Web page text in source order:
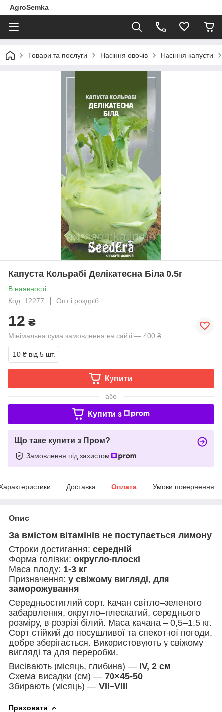
AgroSemka
Товари та послуги Насіння овочів Насіння капусти
Капуста Кольрабі Делікатесна Біла 0.5г
В наявності
Код: 12277
Опт і роздріб
12 ₴
Мінімальна сума замовлення на сайті — 400 ₴
10 ₴ від 5 шт.
Купити
або
Купити з
Що таке купити з Пром?
Замовлення під захистом
Доставка Оплата Умови повернення
Опис
За вмістом вітамінів не поступається лимону
Строки достигання: середній
Форма голівки: округло-плоскі
Маса плоду: 1-3 кг
Призначення: у свіжому вигляді, для
заморожування
Середньостиглий сорт. Качан світло–зеленого
забарвлення, округло–плескатий, середнього
розміру, в розрізі білий. Маса качана – 0,5–1,5 кг.
Сорт стійкий до посушливої та спекотної погоди,
добре зберігається. Використовують у свіжому
вигляді та для переробки.
Висівають (місяць, глибина) — IV, 2 см
Схема висадки (см) — 70×45-50
Збирають (місяць) — VII–VIII
Приховати